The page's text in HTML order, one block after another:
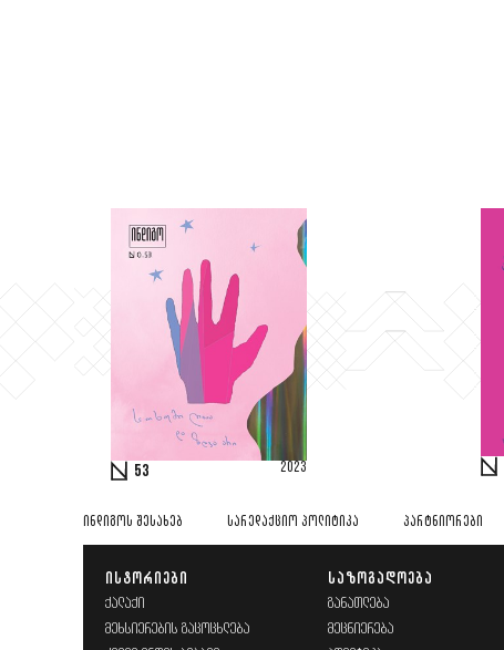
53 2023
ᲘᲜᲓᲘᲒᲝᲡ ᲨᲔᲡᲐᲮᲔᲑ ᲡᲐᲠᲔᲓᲐᲥᲪᲘᲝ ᲞᲝᲚᲘᲢᲘᲙᲐ ᲞᲐᲠᲢᲜᲘᲝᲠᲔᲑᲘ
ᲘᲡᲢᲝᲠᲘᲔᲑᲘ
ᲥᲐᲚᲐᲥᲘ
ᲛᲔᲮᲡᲘᲔᲠᲔᲑᲘᲡ ᲒᲐᲪᲝᲪᲮᲚᲔᲑᲐ
ᲡᲐᲖᲝᲒᲐᲓᲝᲔᲑᲐ
ᲒᲐᲜᲐᲗᲚᲔᲑᲐ
ᲛᲔᲪᲜᲘᲔᲠᲔᲑᲐ